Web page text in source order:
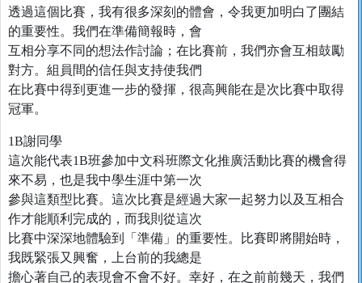
透過這個比賽，我有很多深刻的體會，令我更加明白了團結
的重要性。我們在準備簡報時，會
互相分享不同的想法作討論；在比賽前，我們亦會互相鼓勵
對方。組員間的信任與支持使我們
在比賽中得到更進一步的發揮，很高興能在是次比賽中取得
冠軍。
1B謝同學
這次能代表1B班參加中文科班際文化推廣活動比賽的機會得
來不易，也是我中學生涯中第一次
參與這類型比賽。這次比賽是經過大家一起努力以及互相合
作才能順利完成的，而我則從這次
比賽中深深地體驗到「準備」的重要性。比賽即將開始時，
我既緊張又興奮，上台前的我總是
擔心著自己的表現會不會不好。幸好，在之前前幾天，我們